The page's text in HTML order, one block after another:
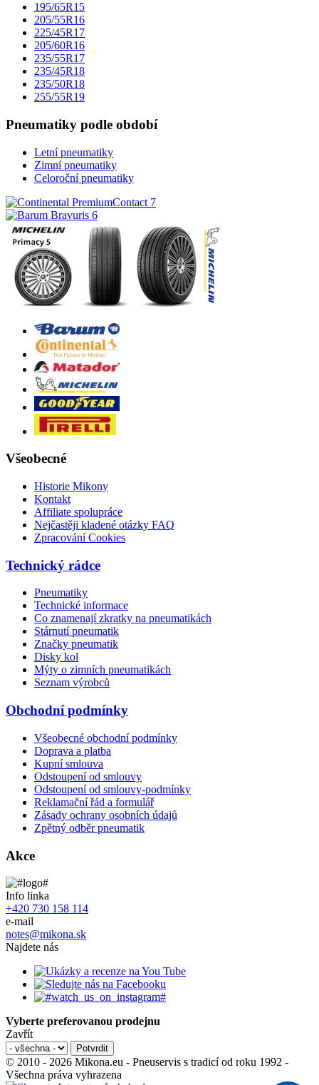
195/65R15
205/55R16
225/45R17
205/60R16
235/55R17
235/45R18
235/50R18
255/55R19
Pneumatiky podle období
Letní pneumatiky
Zimní pneumatiky
Celoroční pneumatiky
Všeobecné
Historie Mikony
Kontakt
Affiliate spolupráce
Nejčastěji kladené otázky FAQ
Zpracování Cookies
Technický rádce
Pneumatiky
Technické informace
Co znamenají zkratky na pneumatikách
Stárnutí pneumatik
Značky pneumatik
Disky kol
Mýty o zimních pneumatikách
Seznam výrobců
Obchodní podmínky
Všeobecné obchodní podmínky
Doprava a platba
Kupní smlouva
Odstoupení od smlouvy
Odstoupení od smlouvy-podmínky
Reklamační řád a formulář
Zásady ochrany osobních údajů
Zpětný odběr pneumatik
Akce
Info linka
+420 730 158 114
e-mail
notes@mikona.sk
Najdete nás
Vyberte preferovanou prodejnu
Zavřít
© 2010 - 2026 Mikona.eu - Pneuservis s tradicí od roku 1992 -
Všechna práva vyhrazena